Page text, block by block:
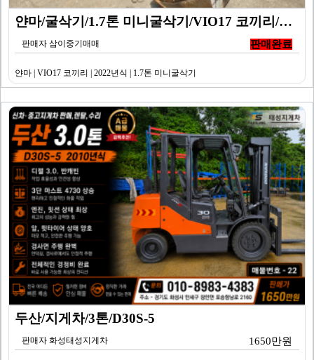
얀마/굴삭기/1.7톤 미니굴삭기/VIO17 코끼리/20…
판매자 삼이중기매매 판매완료
얀마 | VIO17 코끼리 | 2022년식 | 1.7톤 미니굴삭기
두산/지게차/3톤/D30S-5
판매자 화성태성지게차 1650만원